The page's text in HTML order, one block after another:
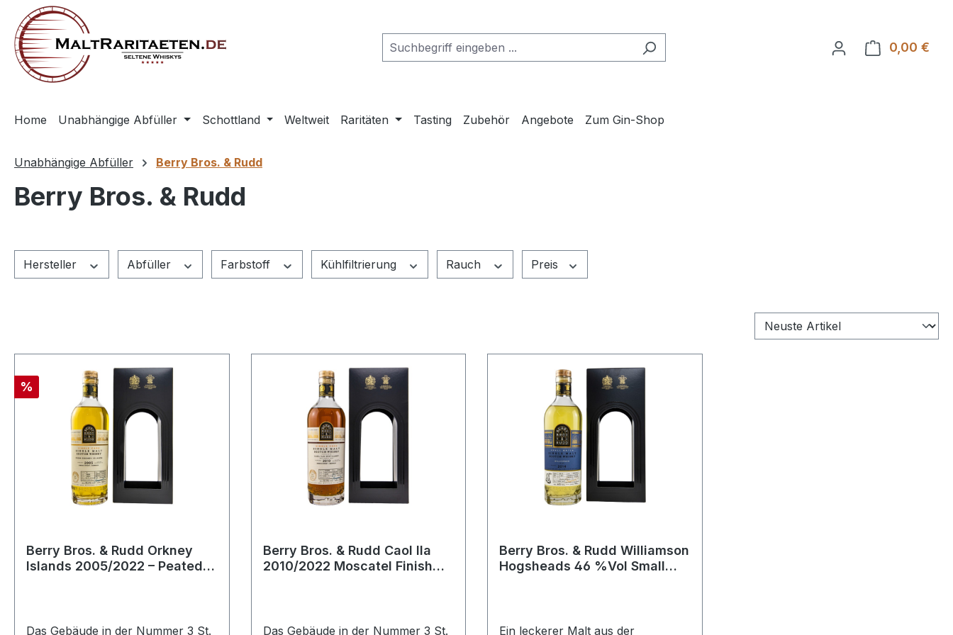
Zur Hauptnavigation springen
0,00 €
Home Unabhängige Abfüller Schottland Weltweit Raritäten Tasting Zubehör Angebote Zum Gin-Shop
Unabhängige Abfüller Berry Bros. & Rudd
Berry Bros. & Rudd
Hersteller Abfüller Farbstoff Kühlfiltrierung Rauch Preis
Rabatt
%
Berry Bros. & Rudd Orkney
Islands 2005/2022 – Peated
Das Gebäude in der Nummer 3 St.
Berry Bros. & Rudd Caol Ila
2010/2022 Moscatel Finish
Das Gebäude in der Nummer 3 St.
Berry Bros. & Rudd Williamson
Hogsheads 46 %Vol Small
Ein leckerer Malt aus der